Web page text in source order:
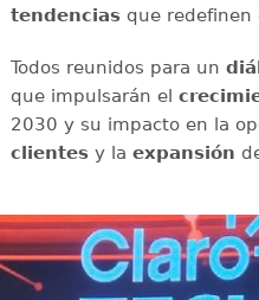
tendenciasque redefinen
Todos reunidos para un
que impulsarán el
2030 y su impacto en la
clientesy la expansión